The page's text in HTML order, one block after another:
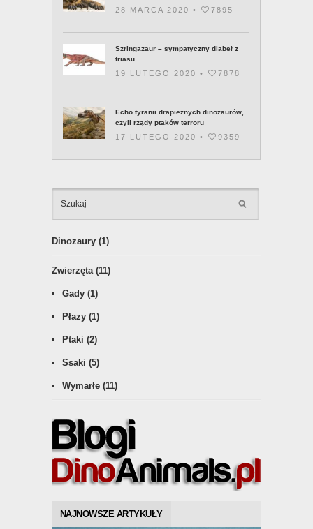
19 LUTEGO 2020 • 7878
17 LUTEGO 2020 • 9359
Dinozaury(1)
Zwierzęta(11)
Gady(1)
Płazy (1)
Ptaki(2)
Ssaki (5)
Wymarłe